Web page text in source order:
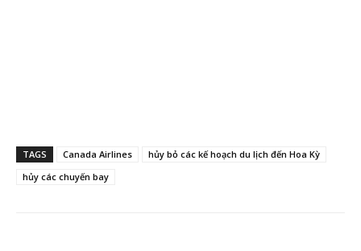
TAGS Canada Airlines
hủy bỏ các kế hoạch du lịch đến Hoa Kỳ
hủy các chuyến bay